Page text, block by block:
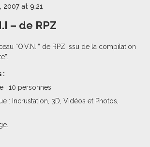
2007 at 9:21
– de RPZ
“O.V.N.I” de RPZ issu de la compilation
:
: 10 personnes.
: Incrustation, 3D, Vidéos et Photos,